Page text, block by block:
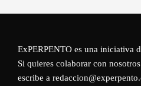
ExPERPENTO es una iniciativa
Si quieres colaborar con
escribe a